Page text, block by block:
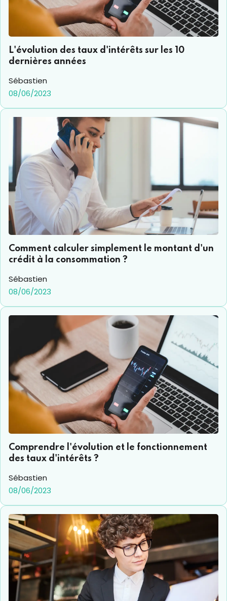
L'évolution des taux d'intérêts sur les 10
dernières années
Sébastien
08/06/2023
Comment calculer simplement le montant d'un
crédit à la consommation ?
Sébastien
08/06/2023
Comprendre l'évolution et le fonctionnement
des taux d'intérêts ?
Sébastien
08/06/2023